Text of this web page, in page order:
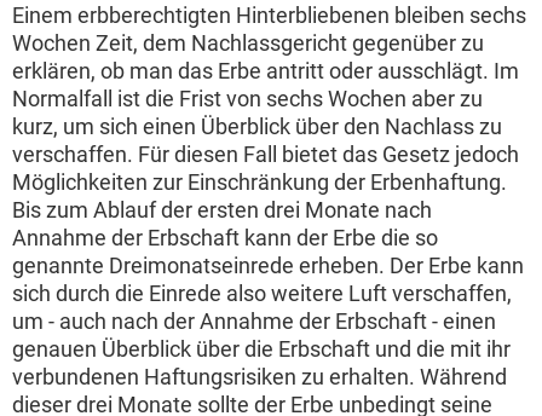
Einem erbberechtigten Hinterbliebenen bleiben sechs
Wochen Zeit, dem Nachlassgericht gegenüber zu
erklären, ob man das Erbe antritt oder ausschlägt. Im
Normalfall ist die Frist von sechs Wochen aber zu
kurz, um sich einen Überblick über den Nachlass zu
verschaffen. Für diesen Fall bietet das Gesetz jedoch
Möglichkeiten zur Einschränkung der Erbenhaftung.
Bis zum Ablauf der ersten drei Monate nach
Annahme der Erbschaft kann der Erbe die so
genannte Dreimonatseinrede erheben. Der Erbe kann
sich durch die Einrede also weitere Luft verschaffen,
um - auch nach der Annahme der Erbschaft - einen
genauen Überblick über die Erbschaft und die mit ihr
verbundenen Haftungsrisiken zu erhalten. Während
dieser drei Monate sollte der Erbe unbedingt seine